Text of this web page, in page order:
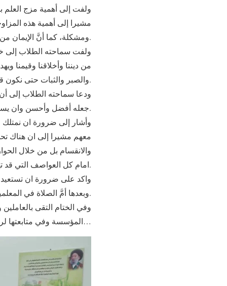
مشيرا إلى أهمية هذه
ومشكلة، كما أنَّ الإيمان من دون علم يتحوَّل إلى خرافة وتعصّب وغلوّ.
ولفت سماحته الطلاب إلى
من ديننا وأخلاقنا وقيمنا
والصبر والثبات حتى نكون قادرين على مواجهة هذه التّحديات.
جعله أفضل وأحسن وان يسير في ركب التطور العلمي.
وأشار إلى ضرورة ان نمتلك
معهم مشيرا إلى ان هناك
والانقسام بل من خلال
امام كل العواصف التي قد تهب عليه.
واكد على ضرورة ان تستعيد
وبعدها أمَّ الصلاة في المعلمين والتلامذة في مصلّى مبرّة الإمام الخوئي ومن ثم تفقد اسر الايتام في مبرة النبي يوسف(ع).
المؤسسة وفي متابعتها لرسالتها الإنسانية والايمانية والأخلاقية…